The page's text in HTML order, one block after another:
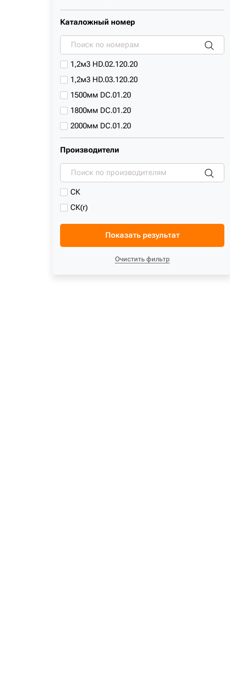
XCMG
XGMA
ZAUBERG
ZOOMLION
КРАНЭКС
ТВЭКС
ЧЕТРА
Каталожный номер
1,2м3 HD.02.120.20
1,2м3 HD.03.120.20
1500мм DC.01.20
1800мм DC.01.20
2000мм DC.01.20
2000мм DCG.01.20
2200мм DC.01.20
2400мм DC.01.20
400мм TB.01.20
450мм TB.01.20
500мм TB.01.25
600мм TB.01.20
600мм TB.01.25
Производители
СК
СК(r)
Показать результат
Очистить фильтр